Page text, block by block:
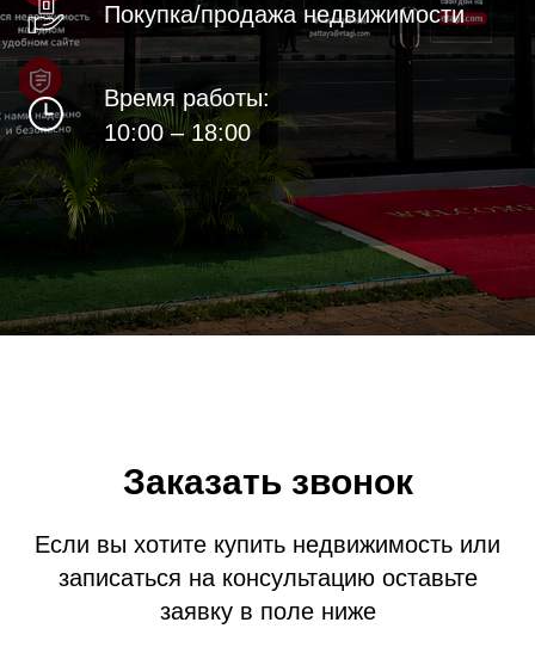
Покупка/продажа недвижимости
Время работы:
10:00 – 18:00
Заказать звонок
Если вы хотите купить недвижимость или
записаться на консультацию оставьте
заявку в поле ниже